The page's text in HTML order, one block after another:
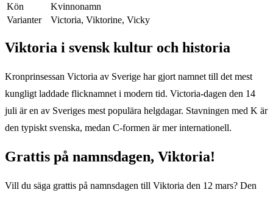
Kön
Kvinnonamn
Varianter
Victoria, Viktorine, Vicky
Viktoria i svensk kultur och historia
Kronprinsessan Victoria av Sverige har gjort namnet till det mest
kungligt laddade flicknamnet i modern tid. Victoria-dagen den 14
juli är en av Sveriges mest populära helgdagar. Stavningen med K är
den typiskt svenska, medan C-formen är mer internationell.
Grattis på namnsdagen, Viktoria!
Vill du säga grattis på namnsdagen till Viktoria den 12 mars? Den